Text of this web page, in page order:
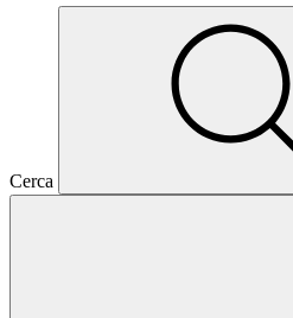
Cerca